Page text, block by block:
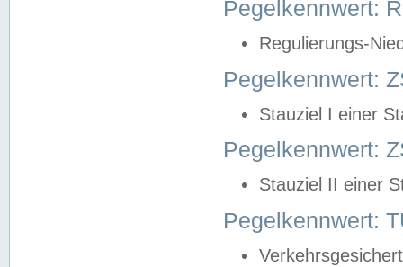
Pegelkennwert:
Regulierungs-
Pegelkennwert:
Stauziel I einer
Pegelkennwert:
Stauziel II einer
Pegelkennwert: